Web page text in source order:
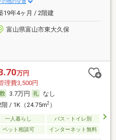
の他の交通
19年4ヶ月 / 2階建
富山県富山市東大久保
万円
理費3,500円
3.7万円
なし
階 / 1K（24.75m2）
一人暮らし
バス・トイレ別
ペット相談可 インターネット無料